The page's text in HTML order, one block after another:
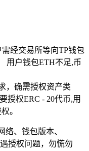
经交易所等向TP钱包
用户钱包ETH不足,币
，确需授权资产类
授权ERC - 20代币,用
。
络、钱包版本、
授权问题，勿慌勿